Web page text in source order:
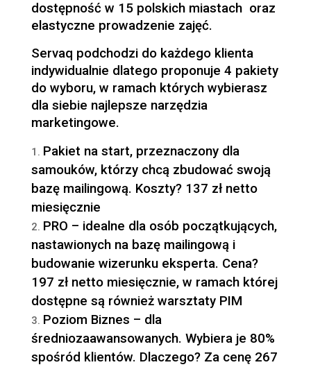
dostępność w 15 polskich miastach oraz
elastyczne prowadzenie zajęć.
Servaq podchodzi do każdego klienta
indywidualnie dlatego proponuje 4 pakiety
do wyboru, w ramach których wybierasz
dla siebie najlepsze narzędzia
marketingowe.
Pakiet na start, przeznaczony dla
samouków, którzy chcą zbudować swoją
bazę mailingową. Koszty? 137 zł netto
miesięcznie
PRO – idealne dla osób początkujących,
nastawionych na bazę mailingową i
budowanie wizerunku eksperta. Cena?
197 zł netto miesięcznie, w ramach której
dostępne są również warsztaty PIM
Poziom Biznes – dla
średniozaawansowanych. Wybiera je 80%
spośród klientów. Dlaczego? Za cenę 267